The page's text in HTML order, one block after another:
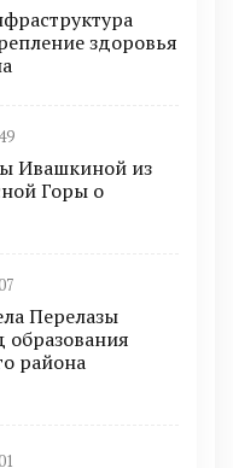
здоровья
Ивашкиной из
Горы о
Перелазы
образования
района